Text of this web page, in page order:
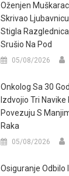
Oženjen
Skrivao
Stigla
Srušio Na Pod
05/08/2026
Onkolog Sa 30
Izdvojio Tri
Povezuju S
Raka
05/08/2026
Osiguranje Odbilo